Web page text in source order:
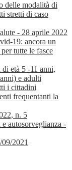
delle modalità di
stretti di caso
- 28 aprile 2022
19: ancora un
tutte le fasce
età 5 -11 anni,
e adulti
i cittadini
frequentanti la
n. 5
autosorveglianza -
2021